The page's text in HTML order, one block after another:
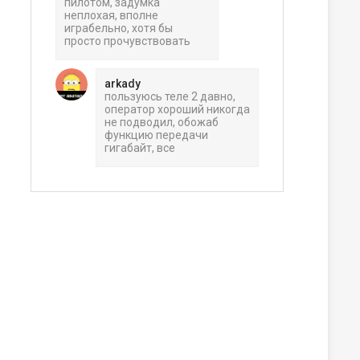
неплохая, вполне
играбельно, хотя бы
просто прочувствовать
arkady
пользуюсь теле 2 давно,
оператор хороший никогда
не подводил, обожаб
функцию передачи
гигабайт, все